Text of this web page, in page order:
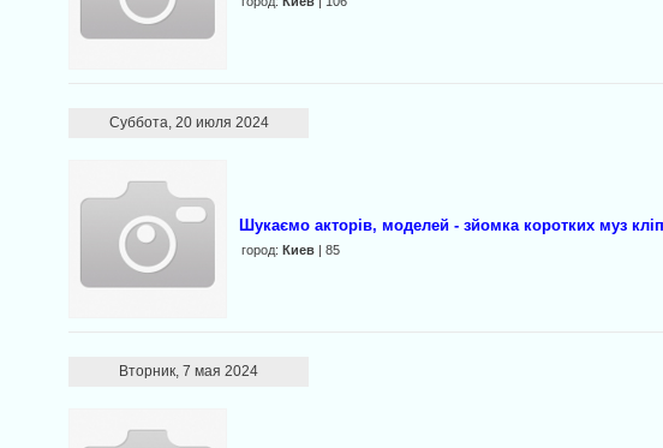
Суббота, 20 июля 2024
Шукаємо акторів, моделей - зйомка коротких муз
город:Киев | 85
Вторник, 7 мая 2024